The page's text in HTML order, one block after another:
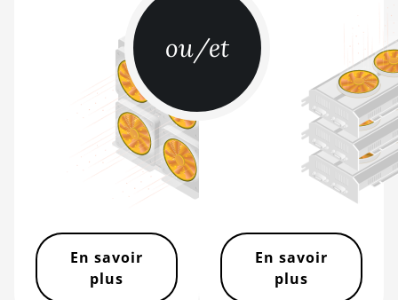
L9 Hyd 2U (27Gh)
BITMAIN AntMiner
BITMAIN AntMiner
S15
BITMAIN AntMiner
S17
BITMAIN AntMiner
BITMAIN AntMiner
S17 Pro
ou/et
En savoir
plus
En savoir
plus